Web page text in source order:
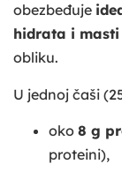
obezbeđuje
hidrata i masti
obliku.
U jednoj čaši
oko 8 g
proteini),